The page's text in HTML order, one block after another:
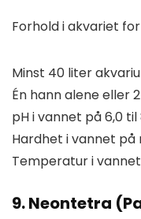
Forhold i akvariet
Minst 40 liter
Én hann alene eller
pH i vannet på 6,0 til
Hardhet i vannet på
Temperatur i
9. Neontetra